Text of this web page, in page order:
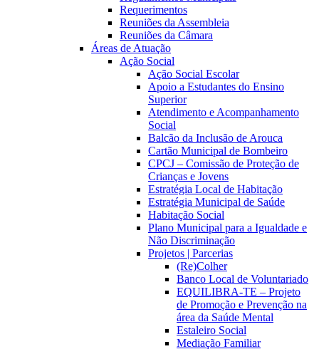
Requerimentos
Reuniões da Assembleia
Reuniões da Câmara
Áreas de Atuação
Ação Social
Ação Social Escolar
Apoio a Estudantes do Ensino
Superior
Atendimento e Acompanhamento
Social
Balcão da Inclusão de Arouca
Cartão Municipal de Bombeiro
CPCJ – Comissão de Proteção de
Crianças e Jovens
Estratégia Local de Habitação
Estratégia Municipal de Saúde
Habitação Social
Plano Municipal para a Igualdade e
Não Discriminação
Projetos | Parcerias
(Re)Colher
Banco Local de Voluntariado
EQUILIBRA-TE – Projeto
de Promoção e Prevenção na
área da Saúde Mental
Estaleiro Social
Mediação Familiar